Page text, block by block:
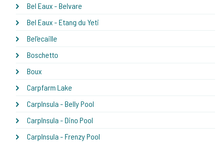
Bel Eaux - Belvare
Bel Eaux - Etang du Yeti
Bel'ecaille
Boschetto
Boux
Carpfarm Lake
CarpInsula - Belly Pool
CarpInsula - Dino Pool
CarpInsula - Frenzy Pool